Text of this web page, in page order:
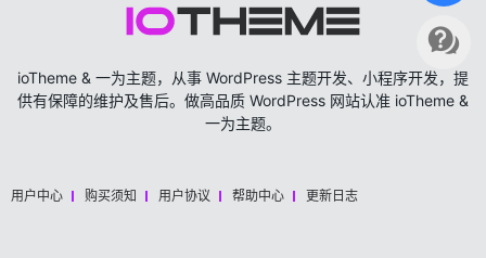
ioTheme & 一为主题，从事 WordPress 主题开发、小程序开发，提
供有保障的维护及售后。做高品质 WordPress 网站认准 ioTheme &
一为主题。
用户中心 购买须知 用户协议 帮助中心 更新日志